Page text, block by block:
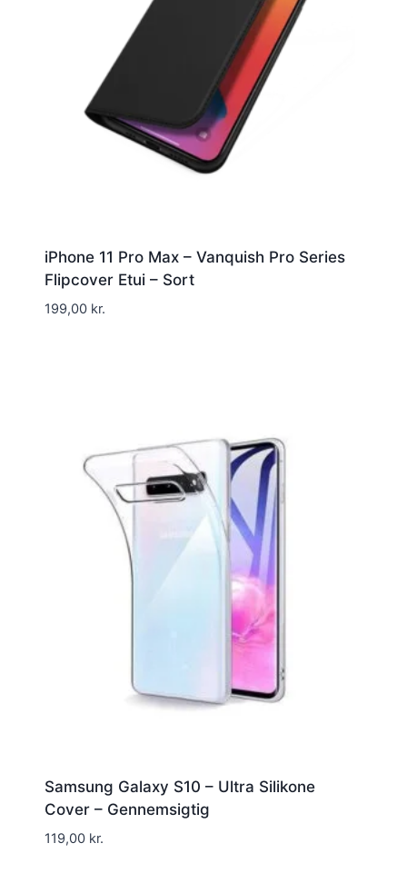
iPhone 11 Pro Max – Vanquish Pro Series
Flipcover Etui – Sort
199,00 kr.
Samsung Galaxy S10 – Ultra Silikone
Cover – Gennemsigtig
119,00 kr.